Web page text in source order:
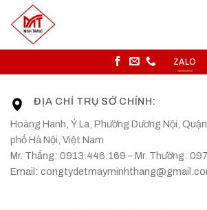
content
ZALO
ĐỊA CHỈ TRỤ SỞ CHÍNH:
Hoàng Hanh, Ỷ La, Phường Dương Nội,
phố Hà Nội, Việt Nam
Mr. Thắng: 0913.446.169 – Mr. Thường:
Email: